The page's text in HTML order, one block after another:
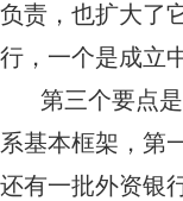
负责，也扩大了
行，一个是成立
第三个要点
系基本框架，第
还有一批外资银